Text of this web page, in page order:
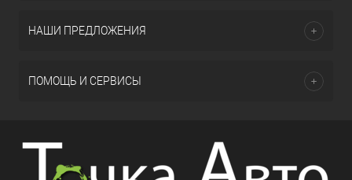
НАШИ ПРЕДЛОЖЕНИЯ
ПОМОЩЬ И СЕРВИСЫ